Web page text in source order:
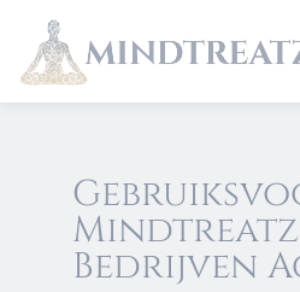
Mindtreatz
Bedrijven